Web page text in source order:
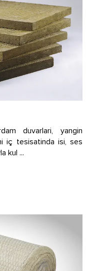
duvarlari, yangin
iç tesisatinda isi, ses
kul ...